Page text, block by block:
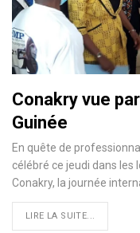
Conakry vue
Guinée
En quête de
célébré ce jeudi dans les
Conakry, la journée
LIRE LA SUITE...